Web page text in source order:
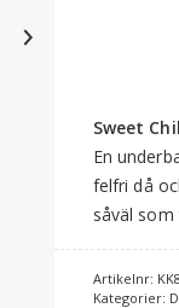
Sweet
En
felfri då
såväl
Artikelnr:
Kategorier: